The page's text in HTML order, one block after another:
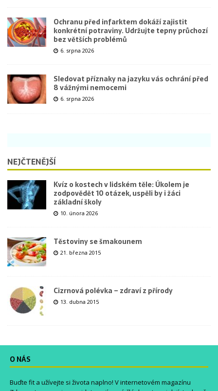
Ochranu před infarktem dokáží zajistit
konkrétní potraviny. Udržujte tepny průchozí
bez větších problémů
6. srpna 2026
Sledovat příznaky na jazyku vás ochrání před
8 vážnými nemocemi
6. srpna 2026
NEJČTENĚJŠÍ
Kvíz o kostech v lidském těle: Úkolem je
zodpovědět 10 otázek, uspěli by i žáci
základní školy
10. února 2026
Těstoviny se šmakounem
21. března 2015
Cizrnová polévka – zdraví z přírody
13. dubna 2015
O NÁS
Buďte fit a užívejte si života naplno! V internetovém magazínu